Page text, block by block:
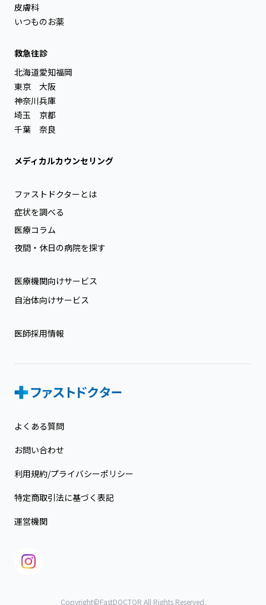
皮膚科
いつものお薬
救急往診
北海道
東京
神奈川
埼玉
千葉
愛知
大阪
兵庫
京都
奈良
福岡
メディカルカウンセリング
ファストドクターとは
症状を調べる
医療コラム
夜間・休日の病院を探す
医療機関向けサービス
自治体向けサービス
医師採用情報
よくある質問
お問い合わせ
利用規約/プライバシーポリシー
特定商取引法に基づく表記
運営機関
Copyright©FastDOCTOR All Rights Reserved.